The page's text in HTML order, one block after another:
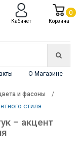
О Магазине
и фасоны
стиля
– акцент
Кабинет Корзина
0